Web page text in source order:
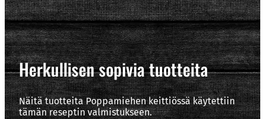
Herkullisen sopivia tuotteita
Näitä tuotteita Poppamiehen keittiössä käytettiin
tämän reseptin valmistukseen.